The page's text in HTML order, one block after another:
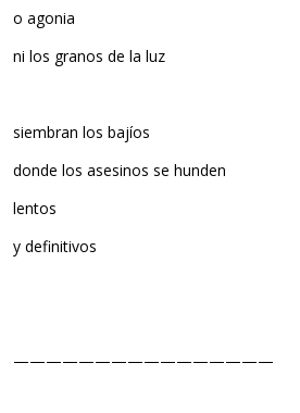
o agonia
ni los granos de la luz
siembran los bajíos
donde los asesinos se hunden
lentos
y definitivos
————————————————